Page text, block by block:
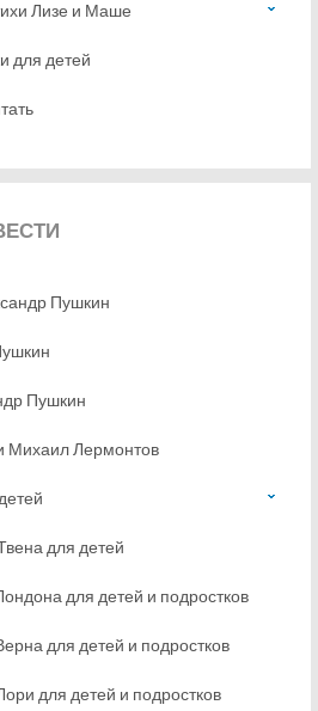
Лизе и Маше
для детей
Пушкин
Пушкин
Михаил Лермонтов
для детей
для детей и подростков
для детей и подростков
для детей и подростков